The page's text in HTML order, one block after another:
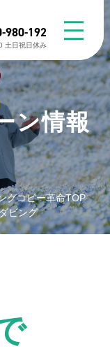
980-192
⼟⽇祝⽇休み
ン情報
グコピー革命TOP
ビング